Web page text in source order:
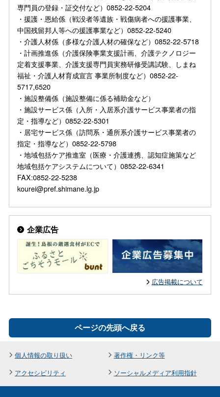
専門員の登録・証交付など）0852-22-5204
・援護・恩給係（戦没者等遺族・戦傷病者への援護事業、
中国残留邦人等への援護事業など）0852-22-5240
・介護人材係（多様な介護人材の確保など）0852-22-5718
・計画推進係（介護保険事業支援計画、介護テクノロジー
定着支援事業、介護支援専門員実務研修受講試験、しまね
福祉・介護人材育成宣言 事業所制度など）0852-22-
5717,6520
・施設整備係（施設整備に係る補助金など）
・施設サービス係（入所・入居系介護サービス事業者の指
定・指導など）0852-22-5301
・居宅サービス係（訪問系・通所系介護サービス事業者の
指定・指導など）0852-22-5798
・地域包括ケア推進室（医療・介護連携、認知症施策など
地域包括ケアシステムについて）0852-22-6341
FAX:0852-22-5238
kourei@pref.shimane.lg.jp
企業広告
広告掲載について
ページの先頭へ戻る
個人情報の取り扱い
著作権・リンク等
アクセシビリティ
ソーシャルメディア利用指針